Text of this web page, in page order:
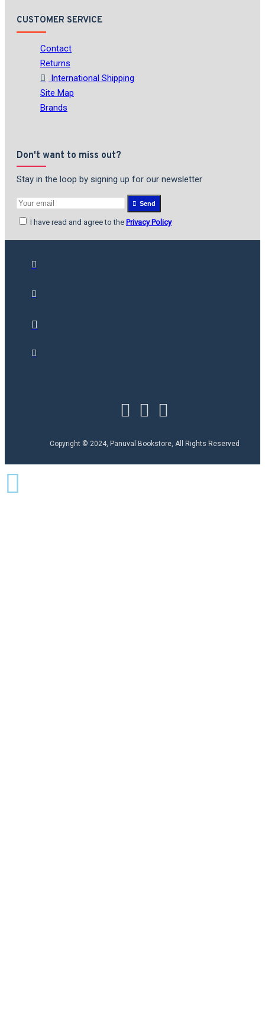
CUSTOMER SERVICE
Contact
Returns
International Shipping
Site Map
Brands
Don't want to miss out?
Stay in the loop by signing up for our newsletter
Send
I have read and agree to the Privacy Policy
Copyright © 2024, Panuval Bookstore, All Rights Reserved